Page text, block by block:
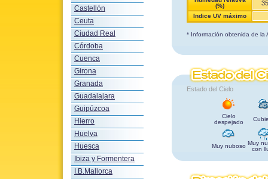
Castellón
Ceuta
Ciudad Real
Córdoba
Cuenca
Girona
Granada
Guadalajara
Guipúzcoa
Hierro
Huelva
Huesca
Ibiza y Formentera
I.B.Mallorca
(%)
35
Indice UV máximo
* Información obtenida de la
Estado del Cielo
Cielo
despejado
Muy nuboso Muy
con